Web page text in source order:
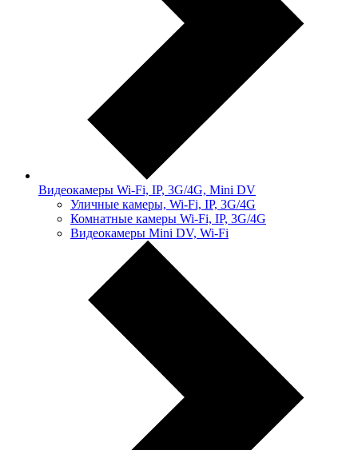
Видеокамеры Wi-Fi, IP, 3G/4G, Mini DV
Уличные камеры, Wi-Fi, IP, 3G/4G
Комнатные камеры Wi-Fi, IP, 3G/4G
Видеокамеры Mini DV, Wi-Fi